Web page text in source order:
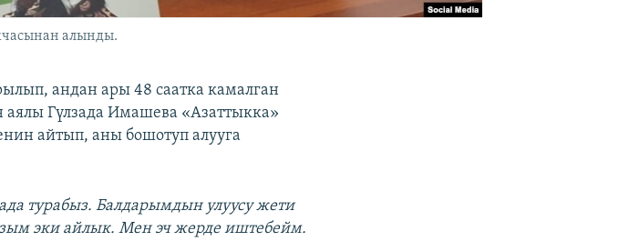
алынды.
андан ары 48 саатка камалган
Гүлзада Имашева «Азаттыкка»
айтып, аны бошотуп алууга
турабыз. Балдарымдын улуусу жети
эки айлык. Мен эч жерде иштебейм.